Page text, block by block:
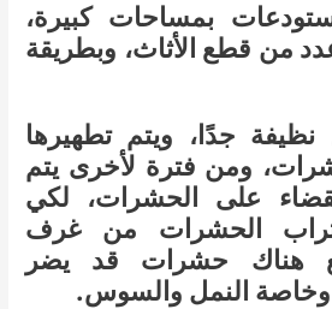
بمساحات كبيرة،
من قطع الأثاث، وبطريقة
جدًا، ويتم تطهيرها
ومن فترة لأخرى يتم
على الحشرات، لكي
الحشرات من غرف
هناك حشرات قد يضر
وخاصة النمل والسوس.